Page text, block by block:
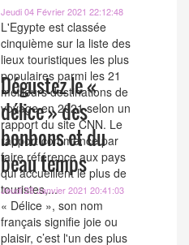
Jeudi 04 Février 2021 22:12:48
L'Egypte est classée
cinquième sur la liste des
lieux touristiques les plus
populaires parmi les 21
meilleurs destinations de
voyage en 2021 selon un
rapport du site CNN. Le
rapport commence par
faire référence aux pays
qui accueillent le plus de
touristes,...
Dégustez le «
délice » des
bonbons et du
beau temps
Jeudi 28 Janvier 2021 20:41:03
« Délice », son nom
français signifie joie ou
plaisir, c’est l'un des plus